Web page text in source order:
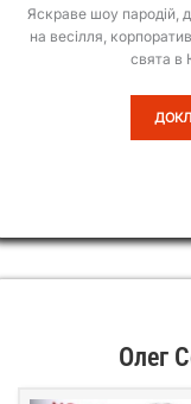
Яскраве шоу пародій,
на весілля,
свята в
ШОУ
Олег